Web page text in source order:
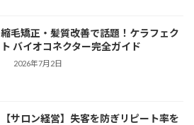
縮毛矯正・髪質改善で話題！ケラフェク
ト バイオコネクター完全ガイド
2026年7月2日
【サロン経営】失客を防ぎリピート率を